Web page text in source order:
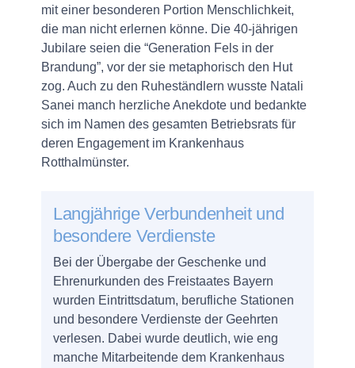
mit einer besonderen Portion Menschlichkeit,
die man nicht erlernen könne. Die 40-jährigen
Jubilare seien die “Generation Fels in der
Brandung”, vor der sie metaphorisch den Hut
zog. Auch zu den Ruheständlern wusste Natali
Sanei manch herzliche Anekdote und bedankte
sich im Namen des gesamten Betriebsrats für
deren Engagement im Krankenhaus
Rotthalmünster.
Langjährige Verbundenheit und
besondere Verdienste
Bei der Übergabe der Geschenke und
Ehrenurkunden des Freistaates Bayern
wurden Eintrittsdatum, berufliche Stationen
und besondere Verdienste der Geehrten
verlesen. Dabei wurde deutlich, wie eng
manche Mitarbeitende dem Krankenhaus